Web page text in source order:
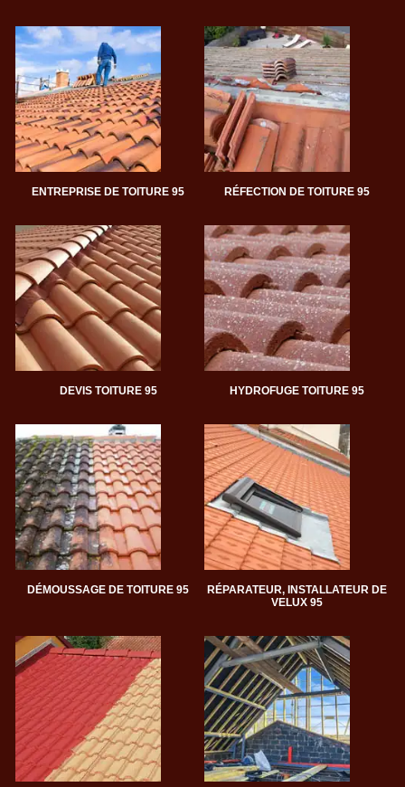
ENTREPRISE DE TOITURE 95 RÉFECTION DE TOITURE 95
DEVIS TOITURE 95 HYDROFUGE TOITURE 95
DÉMOUSSAGE DE TOITURE 95
RÉPARATEUR, INSTALLATEUR DE
VELUX 95